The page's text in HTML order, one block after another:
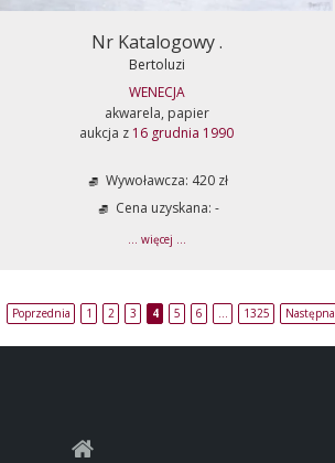
Nr Katalogowy .
Bertoluzi
WENECJA
akwarela, papier
aukcja z 16 grudnia 1990
Wywoławcza: 420 zł
Cena uzyskana: -
... więcej ...
Poprzednia 1 2 3 4 5 6 … 1325 Następna